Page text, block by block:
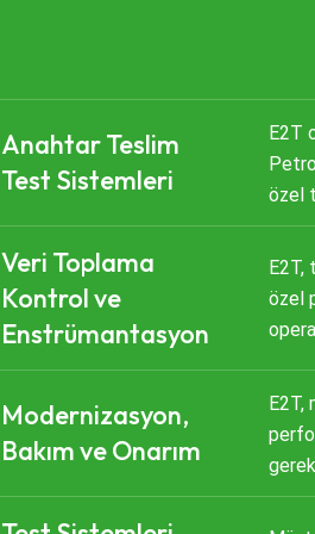
Anahtar Teslim
Test Sistemleri
E2T
özel
GE
Veri Toplama
Kontrol ve
Enstrümantasyon
E2T,
özel
Modernizasyon,
Bakım ve Onarım
E2T,